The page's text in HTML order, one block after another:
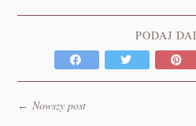
PODAJ
←Nowszy post